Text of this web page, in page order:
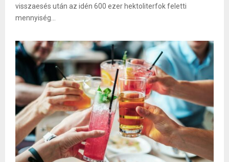
visszaesés után az idén 600 ezer hektoliterfok feletti
mennyiség...